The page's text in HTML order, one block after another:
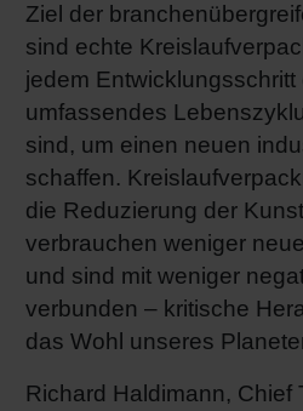
Ziel der
sind echte
jedem Entwicklungsschritt
umfassendes
sind, um einen neuen
schaffen.
die Reduzierung der
verbrauchen weniger
und sind mit weniger
verbunden – kritische
das Wohl unseres
Richard Haldimann, Chief